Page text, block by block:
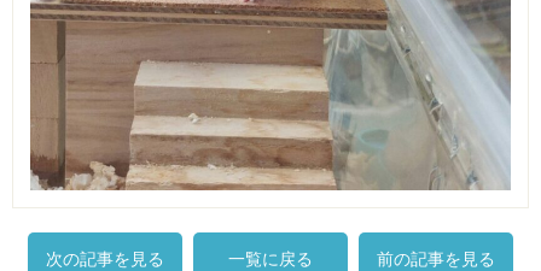
次の記事を見る 一覧に戻る 前の記事を見る